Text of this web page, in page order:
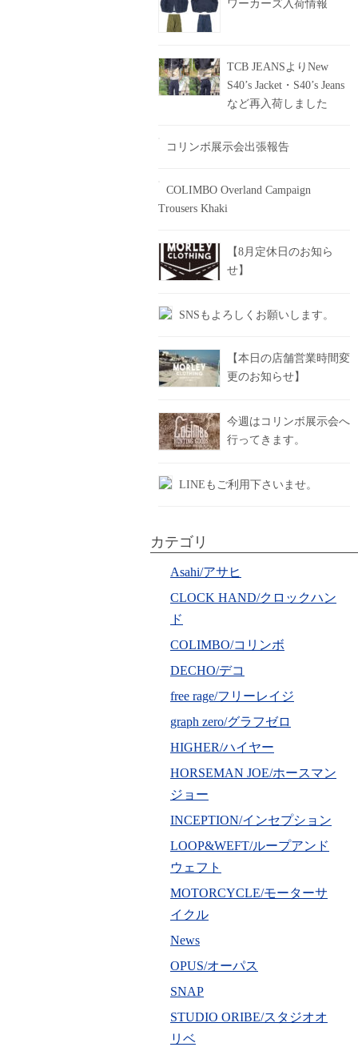
ワーカーズ入荷情報
TCB JEANSよりNew
S40’s Jacket・S40’s Jeans
など再入荷しました
コリンボ展示会出張報告
COLIMBO Overland Campaign
Trousers Khaki
【8月定休日のお知ら
せ】
SNSもよろしくお願いします。
【本日の店舗営業時間変
更のお知らせ】
今週はコリンボ展示会へ
行ってきます。
LINEもご利用下さいませ。
カテゴリ
Asahi/アサヒ
CLOCK HAND/クロックハン
ド
COLIMBO/コリンボ
DECHO/デコ
free rage/フリーレイジ
graph zero/グラフゼロ
HIGHER/ハイヤー
HORSEMAN JOE/ホースマン
ジョー
INCEPTION/インセプション
LOOP&WEFT/ループアンド
ウェフト
MOTORCYCLE/モーターサ
イクル
News
OPUS/オーパス
SNAP
STUDIO ORIBE/スタジオオ
リベ